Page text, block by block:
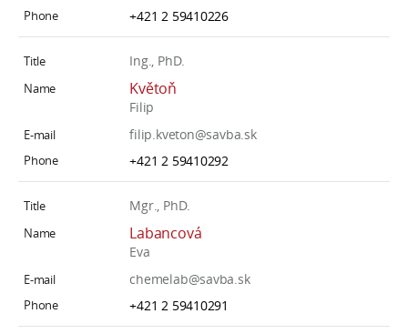
+421 2 59410226
Ing., PhD.
Květoň
Filip
filip.kveton@savba.sk
+421 2 59410292
Mgr., PhD.
Labancová
Eva
chemelab@savba.sk
+421 2 59410291